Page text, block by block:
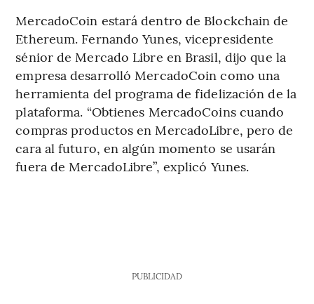
MercadoCoin estará dentro de Blockchain de
Ethereum. Fernando Yunes, vicepresidente
sénior de Mercado Libre en Brasil, dijo que la
empresa desarrolló MercadoCoin como una
herramienta del programa de fidelización de la
plataforma. “Obtienes MercadoCoins cuando
compras productos en MercadoLibre, pero de
cara al futuro, en algún momento se usarán
fuera de MercadoLibre”, explicó Yunes.
PUBLICIDAD